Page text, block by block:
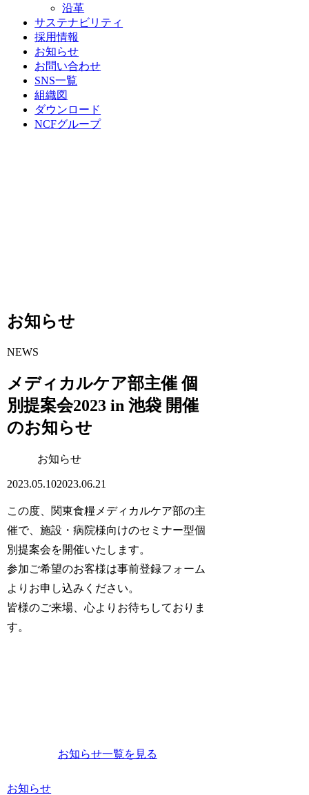
沿革
サステナビリティ
採用情報
お知らせ
お問い合わせ
SNS一覧
組織図
ダウンロード
NCFグループ
お知らせ
NEWS
メディカルケア部主催 個
別提案会2023 in 池袋 開催
のお知らせ
お知らせ
2023.05.102023.06.21
この度、関東食糧メディカルケア部の主
催で、施設・病院様向けのセミナー型個
別提案会を開催いたします。
参加ご希望のお客様は事前登録フォーム
よりお申し込みください。
皆様のご来場、心よりお待ちしておりま
す。
お知らせ一覧を見る
お知らせ